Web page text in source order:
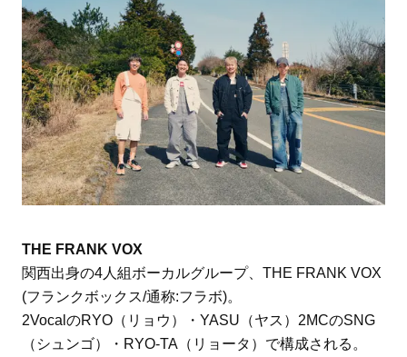
THE FRANK VOX
関西出身の4人組ボーカルグループ、THE FRANK VOX
(フランクボックス/通称:フラボ)。
2VocalのRYO（リョウ）・YASU（ヤス）2MCのSNG
（シュンゴ）・RYO-TA（リョータ）で構成される。